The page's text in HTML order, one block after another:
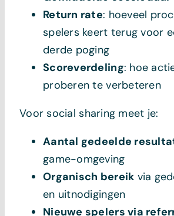
Return rate: hoeveel
spelers keert terug voor
derde poging
Scoreverdeling: hoe
proberen te verbeteren
Voor social sharing meet je:
Aantal gedeelde
game-omgeving
Organisch bereik via
en uitnodigingen
Nieuwe spelers via